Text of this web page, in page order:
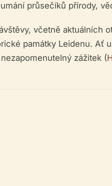
průsečíků přírody,
včetně aktuálních
památky Leidenu. Ať
zážitek (